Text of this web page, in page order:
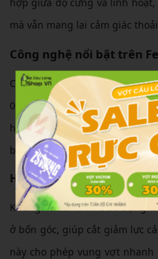
mà vẫn mang lại cảm giác
Công nghệ nổi bật trên
Công nghệ là điểm nhấn
001 vượt trội so với đối thủ.
hợp nhằm tối ưu hóa hiệu
bền.
Hệ thống khung Power
Khung Power Frame sử dụng
ở bốn góc, giúp cắt giảm lực
này cho phép vung vợt nhanh